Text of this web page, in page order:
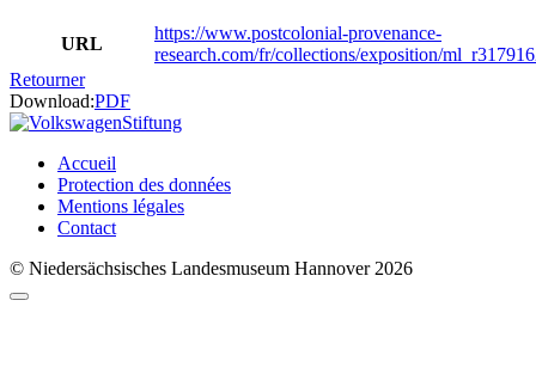
URL
https://www.postcolonial-provenance-
research.com/fr/collections/exposition/
Retourner
Download:PDF
Accueil
Protection des données
Mentions légales
Contact
© Niedersächsisches Landesmuseum Hannover 2026